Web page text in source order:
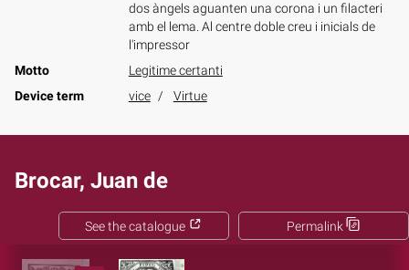
dos àngels aguanten una corona i un filacteri
amb el lema. Al centre doble creu i inicials de
l'impressor
Motto
Legitime certanti
Device term
vice Virtue
Brocar, Juan de
Permalink
See the catalogue